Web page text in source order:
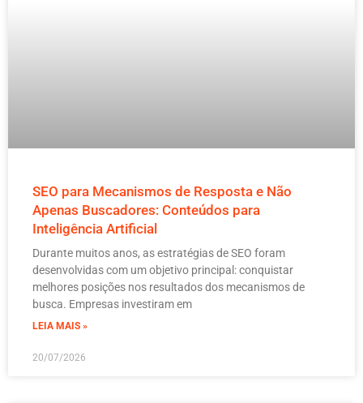
SEO para Mecanismos de Resposta e Não
Apenas Buscadores: Conteúdos para
Inteligência Artificial
Durante muitos anos, as estratégias de SEO foram
desenvolvidas com um objetivo principal: conquistar
melhores posições nos resultados dos mecanismos de
busca. Empresas investiram em
LEIA MAIS »
20/07/2026